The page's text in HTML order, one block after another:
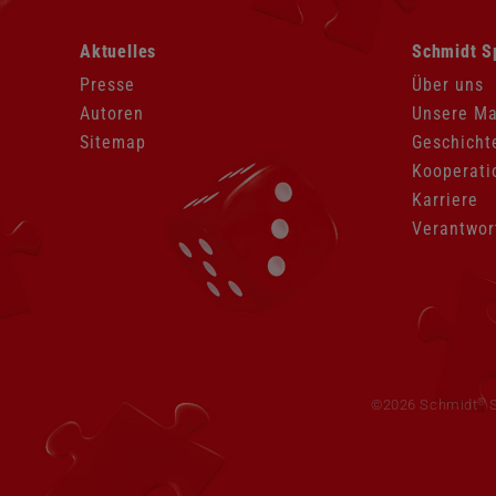
überspringen
Aktuelles
Presse
Autoren
Sitemap
Navigation
überspringen
Schmidt
Über uns
Unsere
Karriere
©2026 Schmidt®